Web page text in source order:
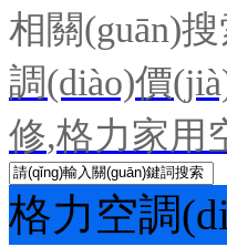
相關(guān)搜
調(diào)價
修,格力家用
格力空調